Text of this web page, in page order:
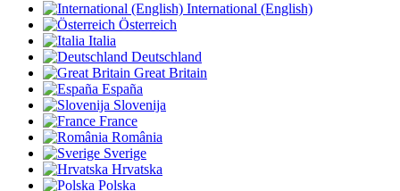
International (English)
Österreich
Italia
Deutschland
Great Britain
España
Slovenija
France
România
Sverige
Hrvatska
Polska